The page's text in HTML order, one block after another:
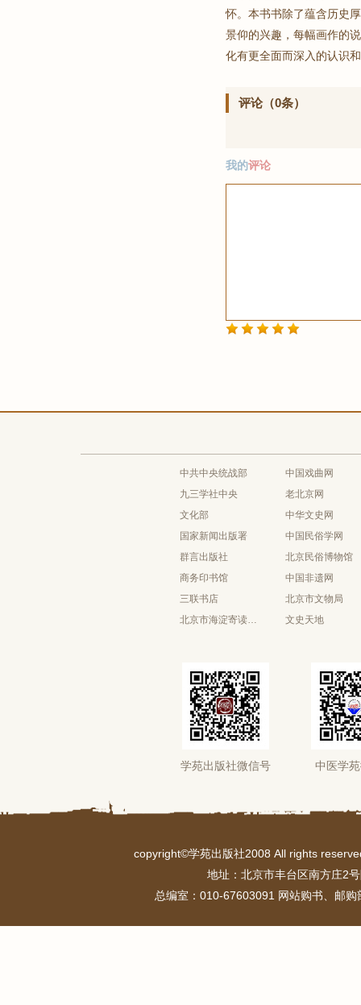
怀。本书书除了蕴含历史
景仰的兴趣，每幅画作的
化有更全面而深入的认识
评论（0条）
我的评论
中共中央统战部
九三学社中央
文化部
国家新闻出版署
群言出版社
商务印书馆
三联书店
北京市海淀寄读学校
中国戏曲网
老北京网
中华文史网
中国民俗学网
北京民俗博物馆
中国非遗网
北京市文物局
文史天地
学苑出版社微信号 中医学
copyright©学苑出版社2008 All rights
地址：北京市丰台区南方庄2
总编室：010-67603091 网站购书、邮